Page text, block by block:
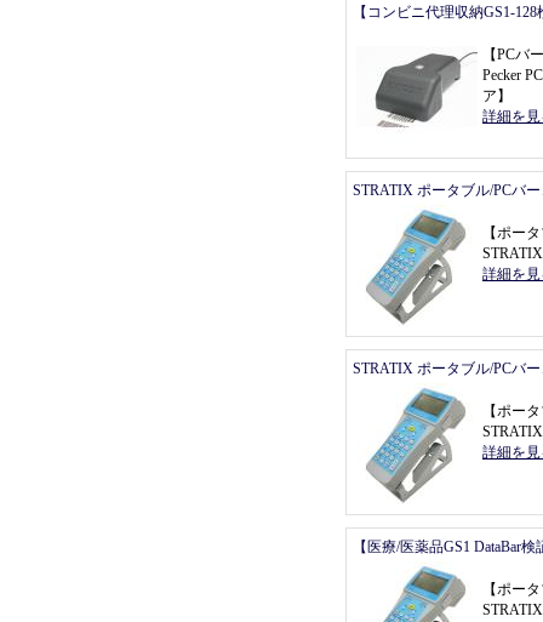
【コンビニ代理収納GS1-
【PCバ
Pecker
ア 】
詳細を
STRATIX ポータブル/PCバ
【ポー
詳細を
STRATIX ポータブル/PCバ
【ポー
詳細を
【医療/医薬品GS1 DataBar
【ポー